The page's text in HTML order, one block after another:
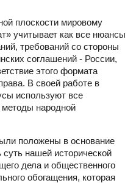
плоскости мировому
учитывает как все нюансы
требований со стороны
соглашений - России,
этого формата
В своей работе в
используют все
методы народной
положены в основание
суть нашей исторической
дела и общественного
обогащения, которая